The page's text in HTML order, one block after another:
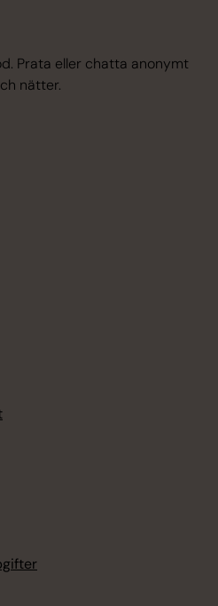
Prata eller chatta anonymt
nätter.